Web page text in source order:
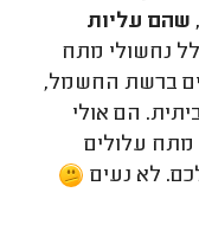
שהם עליות
נחשולי מתח
ברשת החשמל,
הם אולי
מתח עלולים
לא נעים